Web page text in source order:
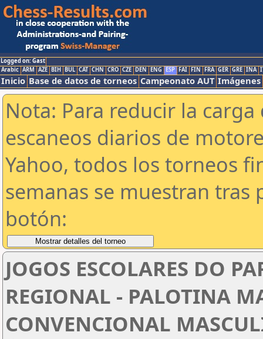
Logged on: Gast
Arabic ARM AZE BIH BUL CAT CHN CRO CZE DEN ENG ESP FAI FIN FRA GER GRE INA
Inicio Base de datos de torneos Campeonato AUT Imágenes
Nota: Para reducir la
escaneos diarios de
Yahoo, todos los torneos
semanas se muestran tras
botón:
JOGOS ESCOLARES DO
REGIONAL - PALOTINA
CONVENCIONAL